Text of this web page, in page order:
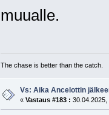
muualle.
The chase is better than the catch.
Vs: Aika Ancelottin
« Vastaus #183 : 30.04.2025,